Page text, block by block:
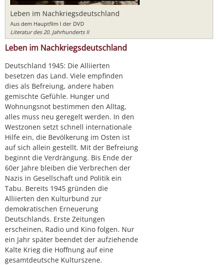
Leben im Nachkriegsdeutschland
Aus dem Hauptfilm I der DVD
Literatur des 20. Jahrhunderts II
Leben im Nachkriegsdeutschland
Deutschland 1945: Die Alliierten
besetzen das Land. Viele empfinden
dies als Befreiung, andere haben
gemischte Gefühle. Hunger und
Wohnungsnot bestimmen den Alltag,
alles muss neu geregelt werden. In den
Westzonen setzt schnell internationale
Hilfe ein, die Bevölkerung im Osten ist
auf sich allein gestellt. Mit der Befreiung
beginnt die Verdrängung. Bis Ende der
60er Jahre bleiben die Verbrechen der
Nazis in Gesellschaft und Politik ein
Tabu. Bereits 1945 gründen die
Alliierten den Kulturbund zur
demokratischen Erneuerung
Deutschlands. Erste Zeitungen
erscheinen, Radio und Kino folgen. Nur
ein Jahr später beendet der aufziehende
Kalte Krieg die Hoffnung auf eine
gesamtdeutsche Kulturszene.